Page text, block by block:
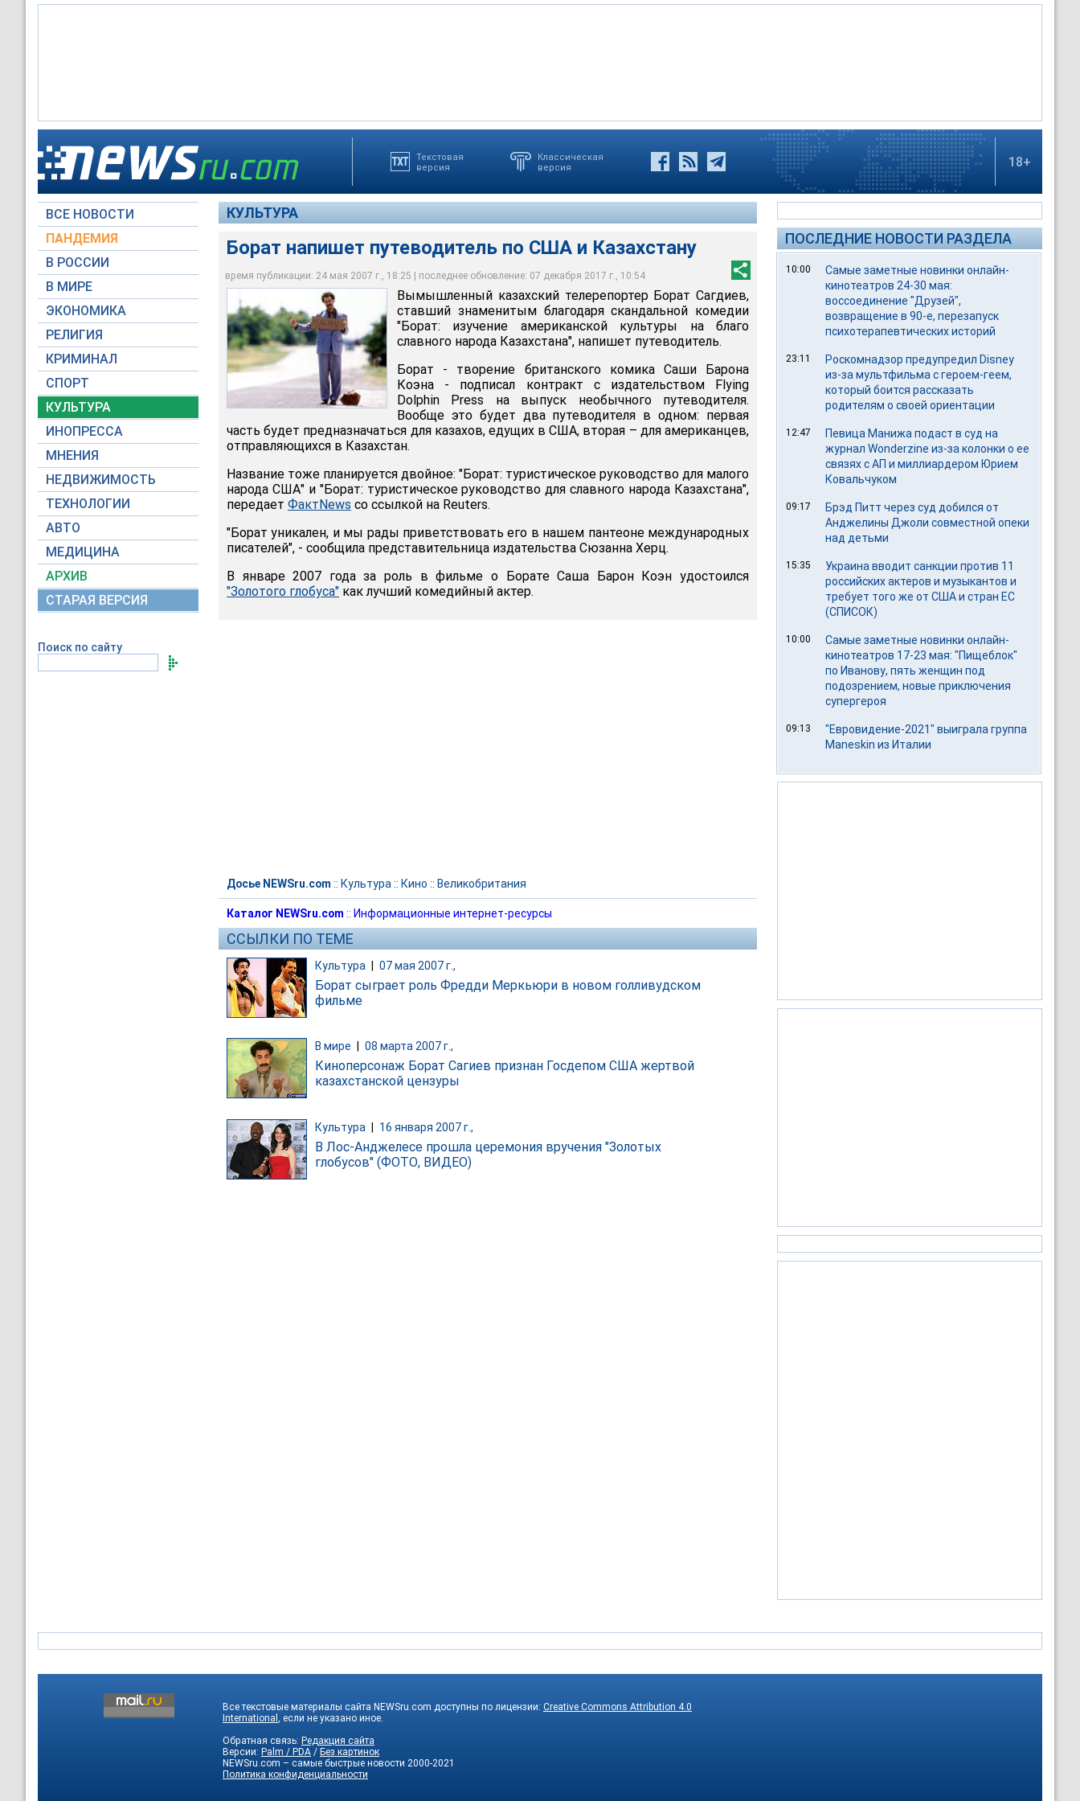
Текстовая
версия
Классическая
версия
18+
ВСЕ НОВОСТИ
ПАНДЕМИЯ
В РОССИИ
В МИРЕ
ЭКОНОМИКА
РЕЛИГИЯ
КРИМИНАЛ
СПОРТ
КУЛЬТУРА
ИНОПРЕССА
МНЕНИЯ
НЕДВИЖИМОСТЬ
ТЕХНОЛОГИИ
АВТО
МЕДИЦИНА
АРХИВ
СТАРАЯ ВЕРСИЯ
Поиск по сайту
КУЛЬТУРА
Борат напишет путеводитель по США и Казахстану
время публикации: 24 мая 2007 г., 18:25 | последнее обновление: 07 декабря 2017 г., 10:54
Борат - творение британского комика Саши Барона Коэна - подписал контракт с
издательством Flying Dolphin Press
Movies.yahoo.com
Вымышленный казахский телерепортер Борат Сагдиев,
ставший знаменитым благодаря скандальной комедии
"Борат: изучение американской культуры на благо
славного народа Казахстана", напишет путеводитель.
Борат - творение британского комика Саши Барона
Коэна - подписал контракт с издательством Flying
Dolphin Press на выпуск необычного путеводителя.
Вообще это будет два путеводителя в одном: первая
часть будет предназначаться для казахов, едущих в США, вторая – для американцев,
отправляющихся в Казахстан.
Название тоже планируется двойное: "Борат: туристическое руководство для малого
народа США" и "Борат: туристическое руководство для славного народа Казахстана",
передает ФактNews со ссылкой на Reuters.
"Борат уникален, и мы рады приветствовать его в нашем пантеоне международных
писателей", - сообщила представительница издательства Сюзанна Херц.
В январе 2007 года за роль в фильме о Борате Саша Барон Коэн удостоился
"Золотого глобуса" как лучший комедийный актер.
Досье NEWSru.com :: Культура :: Кино :: Великобритания
Каталог NEWSru.com :: Информационные интернет-ресурсы
ССЫЛКИ ПО ТЕМЕ
Культура 07 мая 2007 г.,
Борат сыграет роль Фредди Меркьюри в новом голливудском
фильме
В мире 08 марта 2007 г.,
Киноперсонаж Борат Сагиев признан Госдепом США жертвой
казахстанской цензуры
Культура | 16 января 2007 г.,
В Лос-Анджелесе прошла церемония вручения "Золотых
глобусов" (ФОТО, ВИДЕО)
ПОСЛЕДНИЕ НОВОСТИ РАЗДЕЛА
10:00
Самые заметные новинки онлайн-
кинотеатров 24-30 мая:
воссоединение "Друзей",
возвращение в 90-е, перезапуск
психотерапевтических историй
23:11
Роскомнадзор предупредил Disney
из-за мультфильма c героем-геем,
который боится рассказать
родителям о своей ориентации
12:47
Певица Манижа подаст в суд на
журнал Wonderzine из-за колонки о ее
связях с АП и миллиардером Юрием
Ковальчуком
09:17
Брэд Питт через суд добился от
Анджелины Джоли совместной опеки
над детьми
15:35
Украина вводит санкции против 11
российских актеров и музыкантов и
требует того же от США и стран ЕС
(СПИСОК)
10:00
Самые заметные новинки онлайн-
кинотеатров 17-23 мая: "Пищеблок"
по Иванову, пять женщин под
подозрением, новые приключения
супергероя
09:13
"Евровидение-2021" выиграла группа
Maneskin из Италии
Все текстовые материалы сайта NEWSru.com доступны по лицензии: Creative Commons Attribution 4.0
International , если не указано иное.
Обратная связь: Редакция сайта
Версии: Palm / PDA / Без картинок
NEWSru.com – самые быстрые новости 2000-2021
Политика конфиденциальности